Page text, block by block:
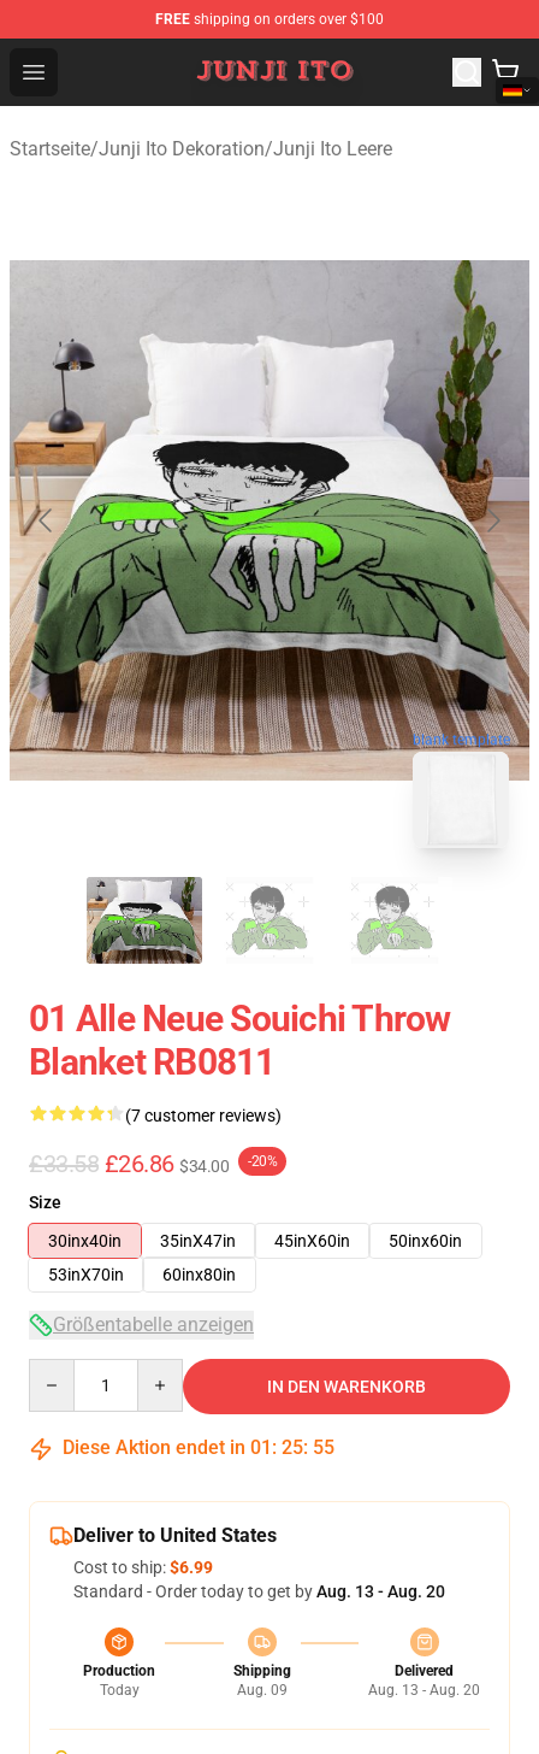
FREE shipping on orders over $100
Open menu
Junji Ito Store - Official Junji Ito Merchandise Shop
Startseite/Junji Ito Dekoration/Junji Ito Leere
blank template
01 Alle Neue Souichi Throw
Blanket RB0811
(7 customer reviews)
£33.58 £26.86 $34.00 -20%
Size
30inx40in
35inX47in 45inX60in
50inx60in
53inX70in
60inx80in
Größentabelle anzeigen
IN DEN WARENKORB
Diese Aktion endet in 01 : 25: 54
Deliver to United States
Cost to ship:$6.99
Standard - Order today to get byAug. 13 - Aug. 20
Production
Today
Shipping
Aug. 09
Delivered
Aug. 13 - Aug. 20